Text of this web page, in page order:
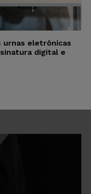
urnas eletrônicas
digital e